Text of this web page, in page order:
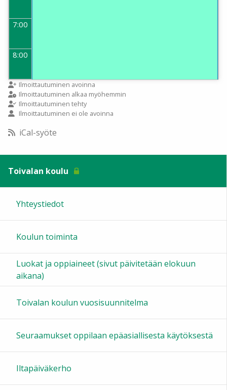
7:00
8:00
9:00
10:00
12:00
13:00
14:00
15:00
16:00
Ilmoittautuminen avoinna
Ilmoittautuminen alkaa myöhemmin
Ilmoittautuminen tehty
Ilmoittautuminen ei ole avoinna
iCal-syöte
Toivalan koulu
Yhteystiedot
Koulun toiminta
Luokat ja oppiaineet (sivut päivitetään elokuun
aikana)
Toivalan koulun vuosisuunnitelma
Seuraamukset oppilaan epäasiallisesta käytöksestä
Iltapäiväkerho